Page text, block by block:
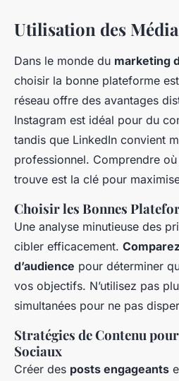
Utilisation des
Dans le monde du marketing
choisir la bonne plateforme
réseau offre des avantages
Instagram est idéal pour du
tandis que LinkedIn convient
professionnel. Comprendre
trouve est la clé pour
Choisir les Bonnes
Une analyse minutieuse des
cibler efficacement.
d’audience pour déterminer
vos objectifs. N’utilisez pas
simultanées pour ne pas
Stratégies de Contenu
Sociaux
Créer des posts engageants